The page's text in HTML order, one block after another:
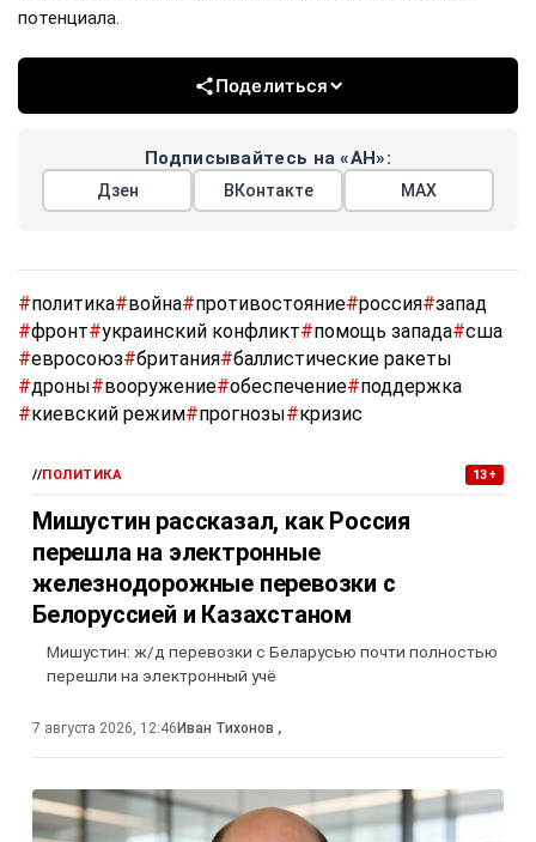
потенциала.
Поделиться
Подписывайтесь на «АН»:
Дзен ВКонтакте МАХ
#политика#война#противостояние#россия#запад
#фронт#украинский конфликт#помощь запада#сша
#евросоюз#британия#баллистические ракеты
#дроны#вооружение#обеспечение#поддержка
#киевский режим#прогнозы#кризис
//ПОЛИТИКА 13+
Мишустин рассказал, как Россия
перешла на электронные
железнодорожные перевозки с
Белоруссией и Казахстаном
Мишустин: ж/д перевозки с Беларусью почти полностью
перешли на электронный учё
7 августа 2026, 12:46 Иван Тихонов ,